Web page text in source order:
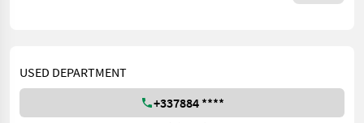
USED DEPARTMENT
+337884 ****